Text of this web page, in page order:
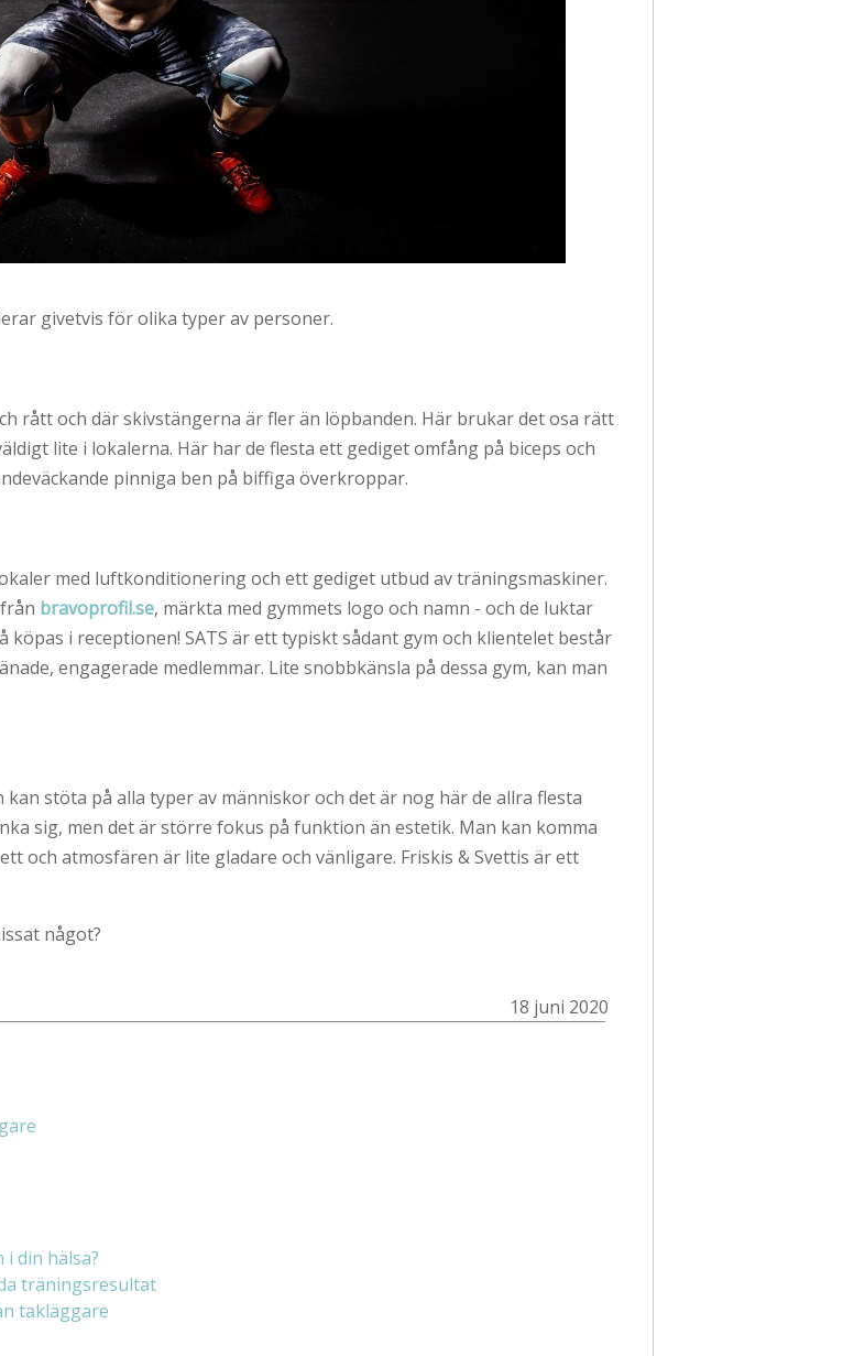
givetvis för olika typer av personer.
rått och där skivstängerna är fler än löpbanden. Här brukar det osa rätt
lite i lokalerna. Här har de flesta ett gediget omfång på biceps och
pinniga ben på biffiga överkroppar.
med luftkonditionering och ett gediget utbud av träningsmaskiner.
bravoprofil.se, märkta med gymmets logo och namn - och de luktar
köpas i receptionen! SATS är ett typiskt sådant gym och klientelet består
engagerade medlemmar. Lite snobbkänsla på dessa gym, kan man
stöta på alla typer av människor och det är nog här de allra flesta
sig, men det är större fokus på funktion än estetik. Man kan komma
och atmosfären är lite gladare och vänligare. Friskis & Svettis är ett
något?
18 juni 2020
din hälsa?
träningsresultat
takläggare